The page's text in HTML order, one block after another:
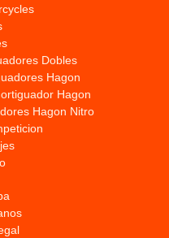
Dobles
Hagon
Hagon
Hagon Nitro